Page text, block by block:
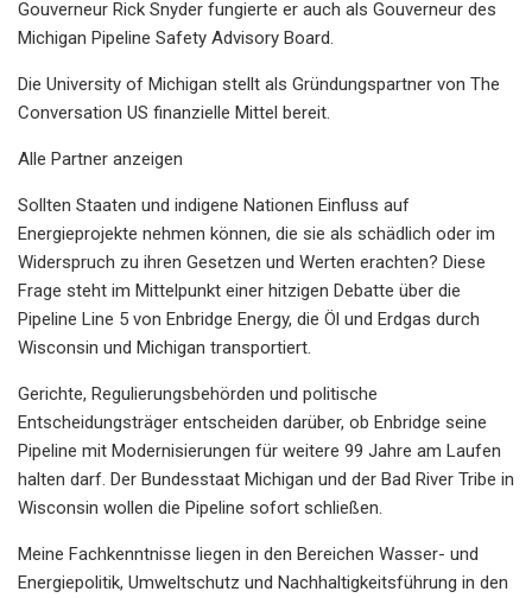
Gouverneur Rick Snyder fungierte er auch als Gouverneur des
Michigan Pipeline Safety Advisory Board.
Die University of Michigan stellt als Gründungspartner von The
Conversation US finanzielle Mittel bereit.
Alle Partner anzeigen
Sollten Staaten und indigene Nationen Einfluss auf
Energieprojekte nehmen können, die sie als schädlich oder im
Widerspruch zu ihren Gesetzen und Werten erachten? Diese
Frage steht im Mittelpunkt einer hitzigen Debatte über die
Pipeline Line 5 von Enbridge Energy, die Öl und Erdgas durch
Wisconsin und Michigan transportiert.
Gerichte, Regulierungsbehörden und politische
Entscheidungsträger entscheiden darüber, ob Enbridge seine
Pipeline mit Modernisierungen für weitere 99 Jahre am Laufen
halten darf. Der Bundesstaat Michigan und der Bad River Tribe in
Wisconsin wollen die Pipeline sofort schließen.
Meine Fachkenntnisse liegen in den Bereichen Wasser- und
Energiepolitik, Umweltschutz und Nachhaltigkeitsführung in den